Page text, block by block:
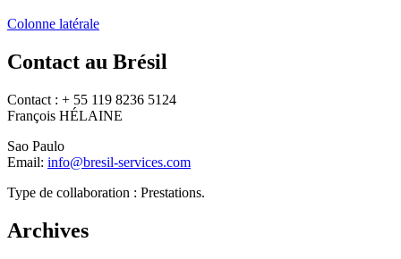
Colonne latérale
Contact au Brésil
Contact : + 55 119 8236 5124
François HÉLAINE
Sao Paulo
Email: info@bresil-services.com
Type de collaboration : Prestations.
Archives